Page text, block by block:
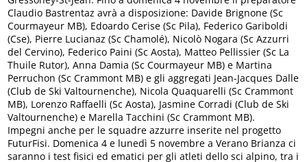
Claudio Bastrentaz avrà a disposizione: Davide Brignone (Sc
Courmayeur MB), Edoardo Cerise (Sc Pila), Federico Gariboldi
(Cse), Pierre Lucianaz (Sc Chamolé), Nicolò Nogara (Sc Azzurri
del Cervino), Federico Paini (Sc Aosta), Matteo Pellissier (Sc La
Thuile Rutor), Anna Damia (Sc Courmayeur MB) e Martina
Perruchon (Sc Crammont MB) e gli aggregati Jean-Jacques Dalle
(Club de Ski Valtournenche), Nicola Quaquarelli (Sc Crammont
MB), Lorenzo Raffaelli (Sc Aosta), Jasmine Corradi (Club de Ski
Valtournenche) e Marella Tacchini (Sc Crammont MB).
Impegni anche per le squadre azzurre inserite nel progetto
FuturFisi. Domenica 4 e lunedì 5 novembre a Verano Brianza ci
saranno i test fisici ed ematici per gli atleti dello sci alpino, tra i